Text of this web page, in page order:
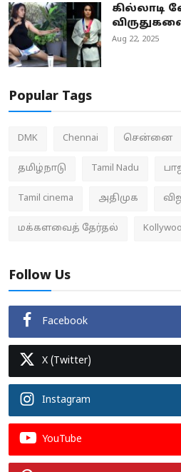
கில்லாடி
Aug 22, 2025
Popular Tags
DMK Chennai சென்னை
தமிழ்நாடு Tamil Nadu
Tamil cinema அதிமுக
மக்களவைத் தேர்தல்
Follow Us
Facebook
X (Twitter)
Instagram
YouTube